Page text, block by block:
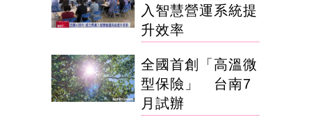
入智慧營運系統提
升效率
全國首創「高溫微
型保險」 台南7
月試辦